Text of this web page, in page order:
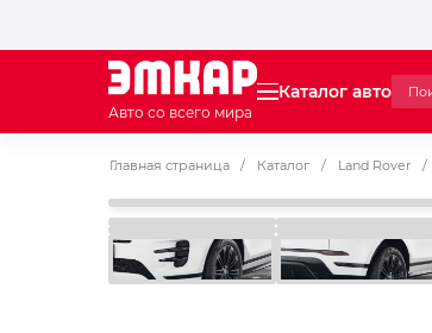
Авто со всего мира
Каталог авто
Главная страница / Каталог / Land Rover /